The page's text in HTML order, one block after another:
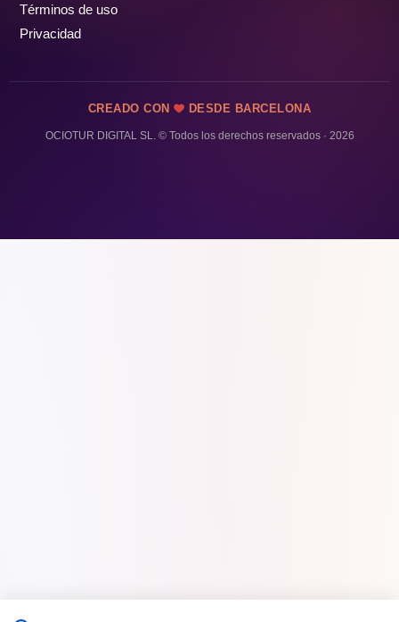
Términos de uso
Privacidad
CREADO CON DESDE BARCELONA
OCIOTUR DIGITAL SL. © Todos los derechos reservados · 2026